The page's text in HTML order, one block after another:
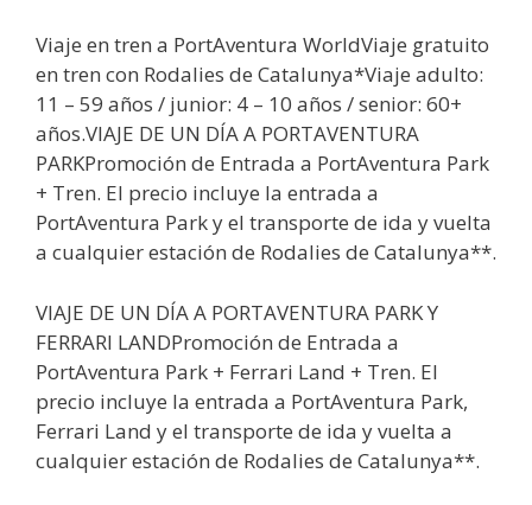
Viaje en tren a PortAventura WorldViaje gratuito
en tren con Rodalies de Catalunya*Viaje adulto:
11 – 59 años / junior: 4 – 10 años / senior: 60+
años.VIAJE DE UN DÍA A PORTAVENTURA
PARKPromoción de Entrada a PortAventura Park
+ Tren. El precio incluye la entrada a
PortAventura Park y el transporte de ida y vuelta
a cualquier estación de Rodalies de Catalunya**.
VIAJE DE UN DÍA A PORTAVENTURA PARK Y
FERRARI LANDPromoción de Entrada a
PortAventura Park + Ferrari Land + Tren. El
precio incluye la entrada a PortAventura Park,
Ferrari Land y el transporte de ida y vuelta a
cualquier estación de Rodalies de Catalunya**.